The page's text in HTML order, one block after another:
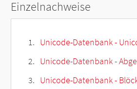
Einzelnachweise
Unicode-Datenbank -
Unicode-Datenbank -
Unicode-Datenbank -